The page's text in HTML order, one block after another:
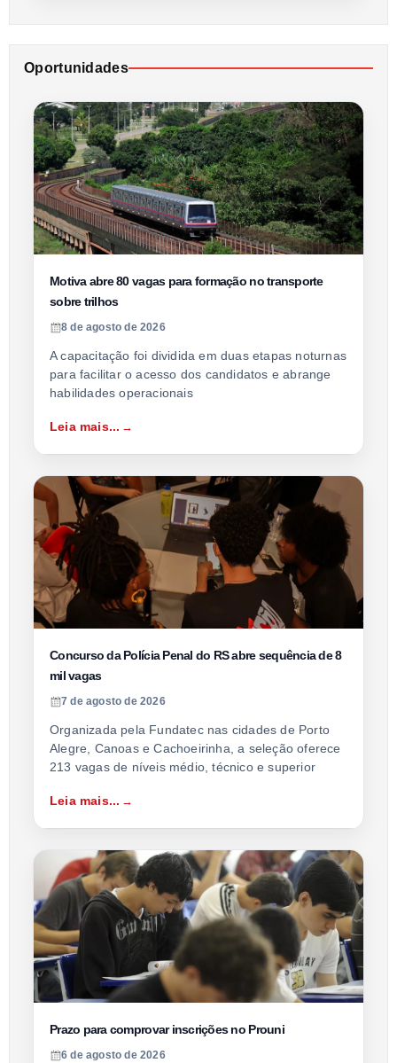
Oportunidades
Motiva abre 80 vagas para formação no transporte
sobre trilhos
8 de agosto de 2026
A capacitação foi dividida em duas etapas noturnas
para facilitar o acesso dos candidatos e abrange
habilidades operacionais
Leia mais...
Concurso da Polícia Penal do RS abre sequência de 8
mil vagas
7 de agosto de 2026
Organizada pela Fundatec nas cidades de Porto
Alegre, Canoas e Cachoeirinha, a seleção oferece
213 vagas de níveis médio, técnico e superior
Leia mais...
Prazo para comprovar inscrições no Prouni
6 de agosto de 2026